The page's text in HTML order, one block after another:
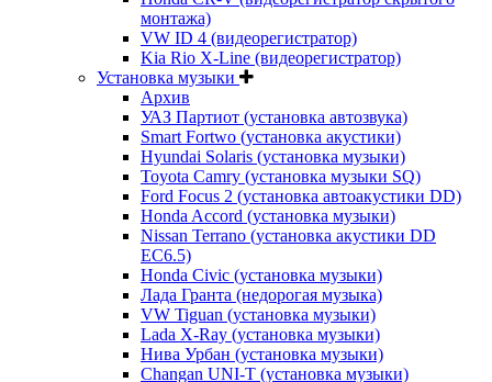
монтажа)
VW ID 4 (видеорегистратор)
Kia Rio X-Line (видеорегистратор)
Установка музыки
Архив
УАЗ Партиот (установка автозвука)
Smart Fortwo (установка акустики)
Hyundai Solaris (установка музыки)
Toyota Camry (установка музыки SQ)
Ford Focus 2 (установка автоакустики DD)
Honda Accord (установка музыки)
Nissan Terrano (установка акустики DD
EC6.5)
Honda Civic (установка музыки)
Лада Гранта (недорогая музыка)
VW Tiguan (установка музыки)
Lada X-Ray (установка музыки)
Нива Урбан (установка музыки)
Changan UNI-T (установка музыки)